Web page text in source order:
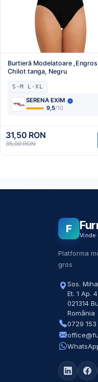
Burtieră Modelatoare
Chilot tanga, Negru
S-M L-XL
SERENA EXIM
9,5/10
31,50 RON
35,00 RON
F
Vinde
Platforma
gros
Sos.
Et. 1 Ap. 4
021314
România
0729 153